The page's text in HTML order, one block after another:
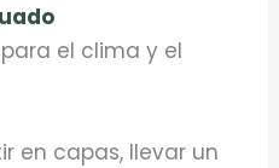
el clima y el
en capas, llevar un